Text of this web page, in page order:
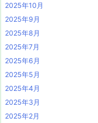
2025年10月
2025年9月
2025年8月
2025年7月
2025年6月
2025年5月
2025年4月
2025年3月
2025年2月